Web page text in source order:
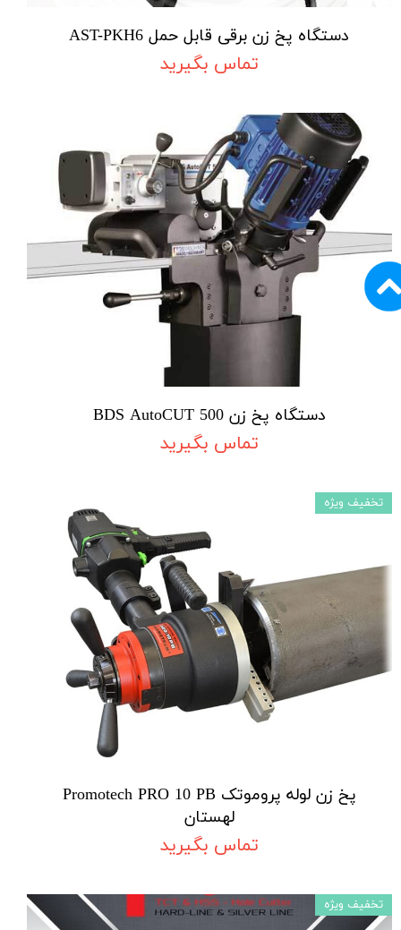
دستگاه پخ زن برقی قابل حمل AST-PKH6
تماس بگیرید
دستگاه پخ زن BDS AutoCUT 500
تماس بگیرید
پخ زن لوله پروموتک Promotech PRO 10 PB
لهستان
تماس بگیرید
تخفیف ویژه
تخفیف ویژه